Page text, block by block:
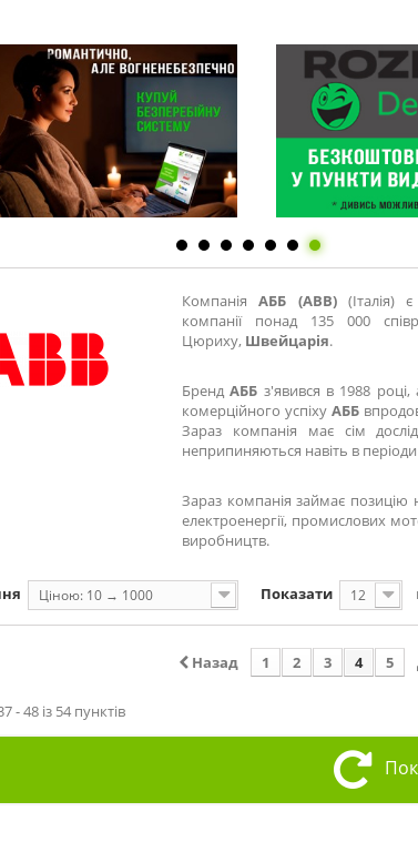
Компанія АББ (ABB)(Італія)
компанії понад 135 000
Цюриху, Швейцарія.
БрендАББ з'явився в 1988
комерційного успіхуАББ
Зараз компанія має сім
неприпиняються навіть в
Зараз компанія займає позицію
електроенергії, промислових
виробництв.
Ціною: 10 → 1000 Показати 12
Назад 1 2 3 4 5
- 48 із 54 пунктів